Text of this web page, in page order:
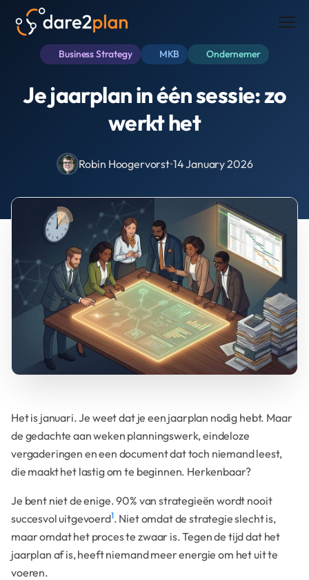
Business Strategy MKB Ondernemer
Je jaarplan in één sessie: zo
werkt het
Robin Hoogervorst•14 January 2026
Het is januari. Je weet dat je een jaarplan nodig hebt. Maar
de gedachte aan weken planningswerk, eindeloze
vergaderingen en een document dat toch niemand leest,
die maakt het lastig om te beginnen. Herkenbaar?
Je bent niet de enige. 90% van strategieën wordt nooit
succesvol uitgevoerd1. Niet omdat de strategie slecht is,
maar omdat het proces te zwaar is. Tegen de tijd dat het
jaarplan af is, heeft niemand meer energie om het uit te
voeren.